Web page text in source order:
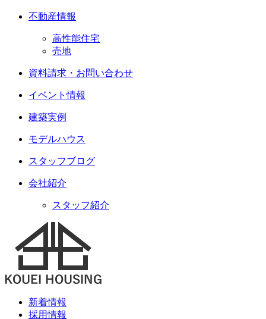
不動産情報
高性能住宅
売地
資料請求・お問い合わせ
イベント情報
建築実例
モデルハウス
スタッフブログ
会社紹介
スタッフ紹介
新着情報
採用情報